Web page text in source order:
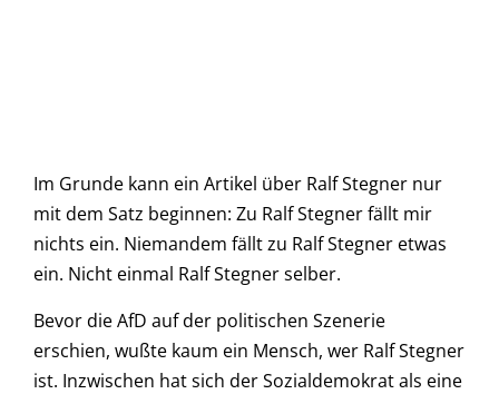
Im Grunde kann ein Artikel über Ralf Stegner nur
mit dem Satz beginnen: Zu Ralf Stegner fällt mir
nichts ein. Niemandem fällt zu Ralf Stegner etwas
ein. Nicht einmal Ralf Stegner selber.
Bevor die AfD auf der politischen Szenerie
erschien, wußte kaum ein Mensch, wer Ralf Stegner
ist. Inzwischen hat sich der Sozialdemokrat als eine